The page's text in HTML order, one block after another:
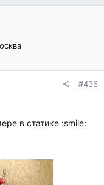
#436
в статике :smile: